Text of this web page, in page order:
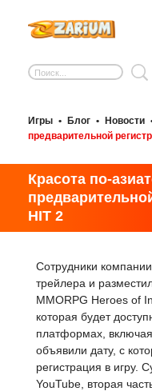
Игры • Блог • Новости
предварительной
Красота по-
HIT 2
Сотрудники
трейлера и
MMORPG Heroes of
которая будет
платформах,
объявили дату, с
регистрация в игру.
YouTube, вторая